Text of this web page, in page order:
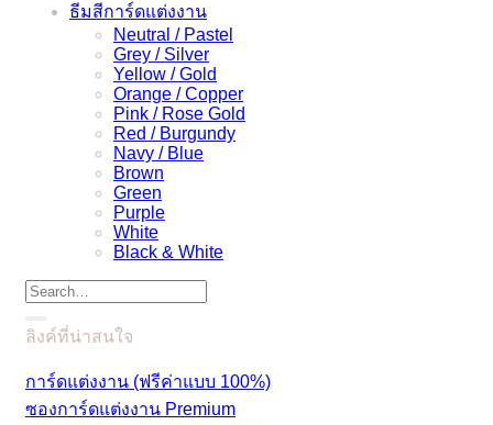
ธีมสีการ์ดแต่งงาน
Neutral / Pastel
Grey / Silver
Yellow / Gold
Orange / Copper
Pink / Rose Gold
Red / Burgundy
Navy / Blue
Brown
Green
Purple
White
Black & White
Search
for:
ลิงค์ที่น่าสนใจ
การ์ดแต่งงาน (ฟรีค่าแบบ 100%)
ซองการ์ดแต่งงาน Premium